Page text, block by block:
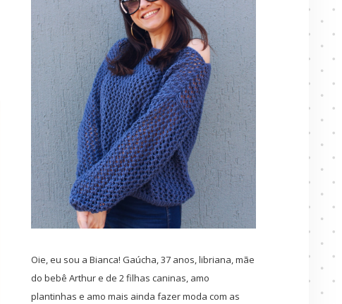
Oie, eu sou a Bianca! Gaúcha, 37 anos, libriana, mãe
do bebê Arthur e de 2 filhas caninas, amo
plantinhas e amo mais ainda fazer moda com as